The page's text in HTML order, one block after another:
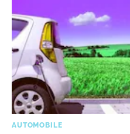
AUTOMOBILE